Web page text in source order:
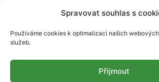
Spravovat souhlas s
Používáme cookies k optimalizaci našich
služeb.
Přijmout
Lazaretní 925/9